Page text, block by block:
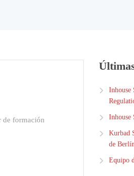
de formación
Inhouse
Inhouse
Kurbad
de
Equipo